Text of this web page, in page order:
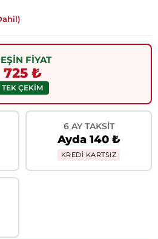
FİYAT
725 ₺
TEK ÇEKİM
6 AY TAKSIT
Ayda 140 ₺
KREDİ KARTSIZ